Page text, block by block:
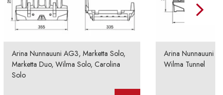
Arina Nunnauuni AG3, Marketta Solo,
Marketta Duo, Wilma Solo, Carolina
Solo
Arina Nunnauuni
Wilma Tunnel